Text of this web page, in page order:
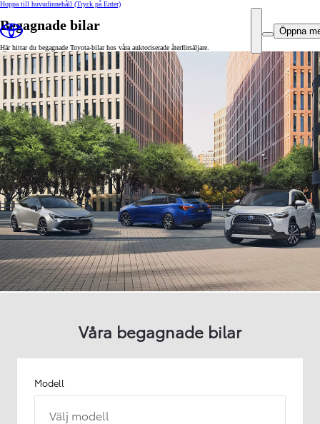
Hoppa till huvudinnehåll (Tryck på Enter)
Öppna
Begagnade bilar
Här hittar du begagnade Toyota-bilar hos våra auktoriserade återförsäljare.
Våra begagnade bilar
Modell
Välj modell